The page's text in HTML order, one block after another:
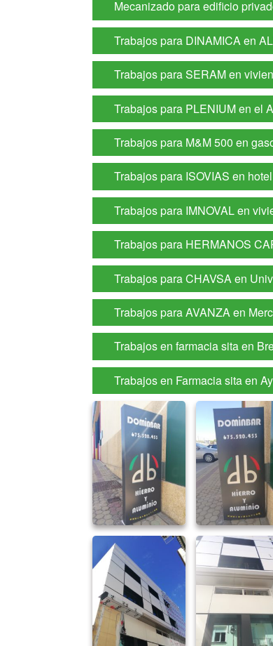
Mecanizado para edificio
Trabajos para DINAMICA en
Trabajos para SERAM en
Trabajos para PLENIUM en el
Trabajos para M&M 500 en
Trabajos para ISOVIAS en
Trabajos para IMNOVAL en
Trabajos para HERMANOS
Trabajos para CHAVSA en
Trabajos para AVANZA en
Trabajos en farmacia sita en
Trabajos en Farmacia sita en